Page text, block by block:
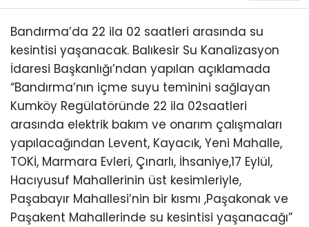
Bandırma’da 22 ila 02 saatleri arasında su
kesintisi yaşanacak. Balıkesir Su Kanalizasyon
İdaresi Başkanlığı’ndan yapılan açıklamada
“Bandırma’nın içme suyu teminini sağlayan
Kumköy Regülatöründe 22 ila 02saatleri
arasında elektrik bakım ve onarım çalışmaları
yapılacağından Levent, Kayacık, Yeni Mahalle,
TOKİ, Marmara Evleri, Çınarlı, İhsaniye,17 Eylül,
Hacıyusuf Mahallerinin üst kesimleriyle,
Paşabayır Mahallesi’nin bir kısmı ,Paşakonak ve
Paşakent Mahallerinde su kesintisi yaşanacağı”